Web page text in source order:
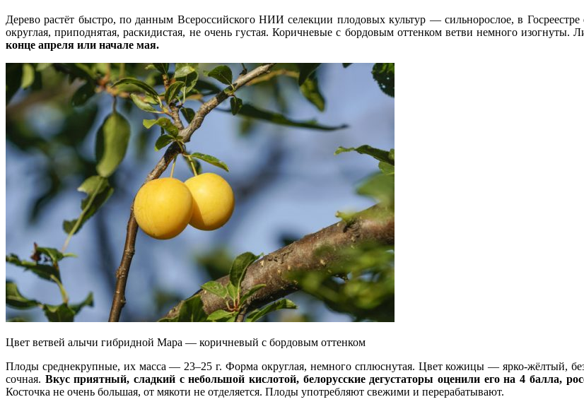
Дерево растёт быстро, по данным Всероссийского НИИ селекции плодовых культур — сильнорослое, в
округлая, приподнятая, раскидистая, не очень густая. Коричневые с бордовым оттенком ветви немного
конце апреля или начале мая.
Цвет ветвей алычи гибридной Мара — коричневый с бордовым оттенком
Плоды среднекрупные, их масса — 23–25 г. Форма округлая, немного сплюснутая. Цвет кожицы — ярко-жёлтый,
сочная. Вкус приятный, сладкий с небольшой кислотой, белорусские дегустаторы оценили его на 4 балла,
Косточка не очень большая, от мякоти не отделяется. Плоды употребляют свежими и перерабатывают.